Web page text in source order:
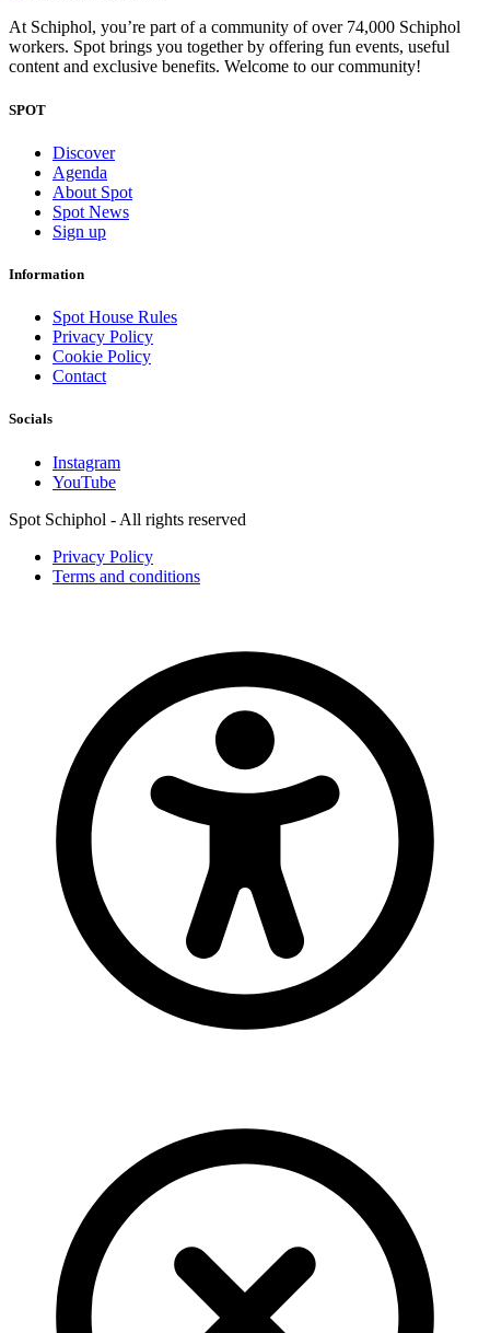
At Schiphol, you’re part of a community of over 74,000 Schiphol
workers. Spot brings you together by offering fun events, useful
content and exclusive benefits. Welcome to our community!
SPOT
Discover
Agenda
About Spot
Spot News
Sign up
Information
Spot House Rules
Privacy Policy
Cookie Policy
Contact
Socials
Instagram
YouTube
Spot Schiphol - All rights reserved
Privacy Policy
Terms and conditions